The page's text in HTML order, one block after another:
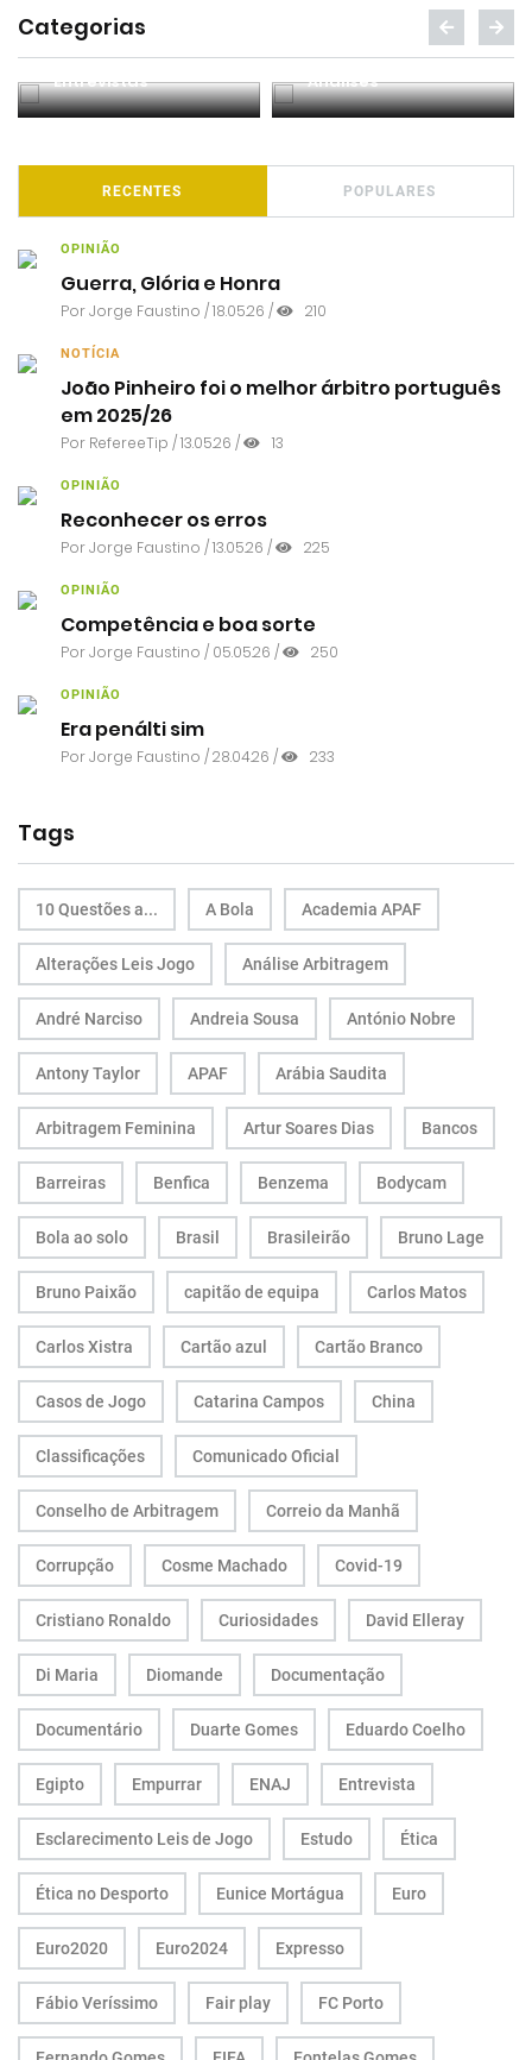
Categorias
Entrevistas Análises
RECENTES POPULARES
OPINIÃO
Guerra, Glória e Honra
PorJorge Faustino / 18.05.26 / 210
NOTÍCIA
João Pinheiro foi o melhor árbitro português
em 2025/26
Por RefereeTip / 13.05.26 / 13
OPINIÃO
Reconhecer os erros
PorJorge Faustino / 13.05.26 / 225
OPINIÃO
Competência e boa sorte
PorJorge Faustino / 05.05.26 / 250
OPINIÃO
Era penálti sim
PorJorge Faustino / 28.04.26 / 233
Tags
10 Questões a... A Bola Academia APAF
Alterações Leis Jogo Análise Arbitragem
André Narciso Andreia Sousa António Nobre
Antony Taylor APAF Arábia Saudita
Arbitragem Feminina Artur Soares Dias Bancos
Barreiras Benfica Benzema Bodycam
Bola ao solo Brasil Brasileirão Bruno Lage
Bruno Paixão capitão de equipa Carlos Matos
Carlos Xistra Cartão azul Cartão Branco
Casos de Jogo Catarina Campos China
Classificações Comunicado Oficial
Conselho de Arbitragem Correio da Manhã
Corrupção Cosme Machado Covid-19
Cristiano Ronaldo Curiosidades David Elleray
Di Maria Diomande Documentação
Documentário Duarte Gomes Eduardo Coelho
Egipto Empurrar ENAJ Entrevista
Esclarecimento Leis de Jogo Estudo Ética
Ética no Desporto Eunice Mortágua Euro
Euro2020 Euro2024 Expresso
Fábio Veríssimo Fair play FC Porto